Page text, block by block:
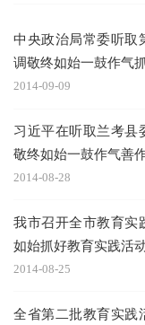
中央政治局常委听取
调敬终如始一鼓作气
2014-09-09
习近平在听取兰考县
敬终如始一鼓作气善
2014-08-28
我市召开全市教育实
如始抓好教育实践活
2014-08-25
全省第二批教育实